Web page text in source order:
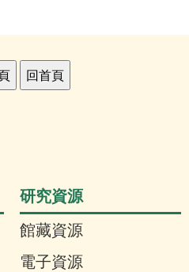
研究資源
館藏資源
電子資源